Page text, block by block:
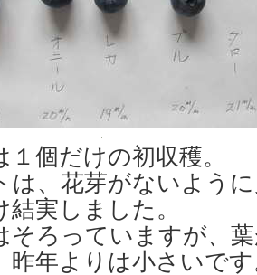
１個だけの初収穫。
は、花芽がないよう
結実しました。
そろっていますが、
昨年よりは小さいで